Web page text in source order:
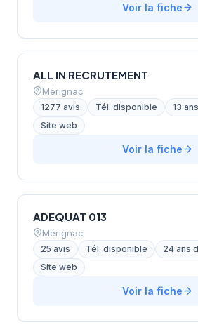
Voir la fiche
ALL IN RECRUTEMENT
Mérignac
1277 avis Tél. disponible
13
Site web
Voir la fiche
ADEQUAT 013
Mérignac
25 avis Tél. disponible
24 ans
Site web
Voir la fiche